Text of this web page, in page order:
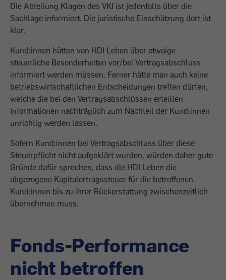
Die Abteilung Klagen des VKI ist jedenfalls über die
Sachlage informiert. Die juristische Einschätzung dort ist
klar.
Kund:innen hätten von HDI Leben über etwaige
steuerliche Besonderheiten vor/bei Vertragsabschluss
informiert werden müssen. Ferner hätte man auch keine
betriebswirtschaftlichen Entscheidungen treffen dürfen,
welche die bei den Vertragsabschlüssen erteilten
Informationen nachträglich zum Nachteil der Kund:innen
unrichtig werden lassen.
Sofern Kund:innen bei Vertragsabschluss über diese
Steuerpflicht nicht aufgeklärt wurden, würden daher gute
Gründe dafür sprechen, dass die HDI Leben die
abgezogene Kapitalertragssteuer für die betroffenen
Kund:innen bis zu ihrer Rückerstattung zwischenzeitlich
übernehmen muss.
Fonds-Performance
nicht betroffen